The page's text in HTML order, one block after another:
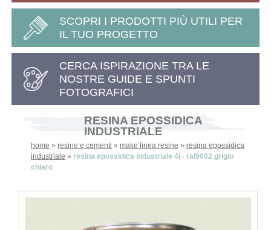
SCOPRI I PRODOTTI PIÙ UTILI PER
IL TUO PROGETTO
CERCA ISPIRAZIONE TRA LE
NOSTRE GUIDE E SPUNTI
FOTOGRAFICI
RESINA EPOSSIDICA
INDUSTRIALE
home »resine e cementi »make linea resine »resina epossidica
industriale » resina epossidica industriale 4l - ral9002 grigio
chiaro